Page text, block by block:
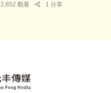
2,652 觀看 1 分享